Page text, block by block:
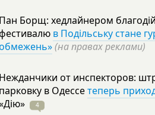
Пан Борщ: хедлайнером
в Подільську стане
(на правах реклами)
Нежданчики от инспекторов:
парковку в Одессетеперь
4